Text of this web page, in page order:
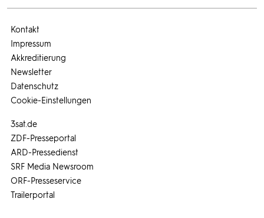
3sat.de
ZDF-Presseportal
ARD-Pressedienst
SRF Media Newsroom
ORF-Presseservice
Trailerportal
Kontakt
Impressum
Akkreditierung
Newsletter
Datenschutz
Cookie-Einstellungen